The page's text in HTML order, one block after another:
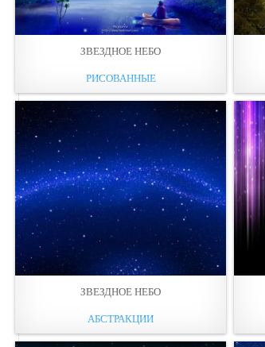
ЗВЕЗДНОЕ НЕБО
РИСОВАННЫЕ
ЗВЕЗДНОЕ НЕБО
АБСТРАКЦИИ